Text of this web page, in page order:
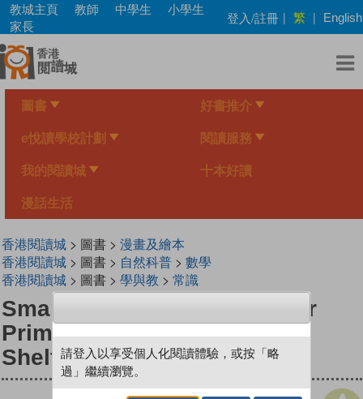
Skip
main
content
教城主頁 教師 中學生
小學生
家長
登入/註冊 | 繁 | English
圖書 好書推介
e悅讀學校計劃 閱讀服務
我的閱讀城 十本好讀
漫話生活
香港閱讀城> 圖書 > 漫畫及繪本
香港閱讀城> 圖書 > 自然科普> 數學
香港閱讀城> 圖書 > 學與教 > 常識
Smart Mathematicians Upper
Primary (72) Hope Animal
Shelter請登入以享受個人化閱讀體驗，或按「略
過」繼續瀏覽。